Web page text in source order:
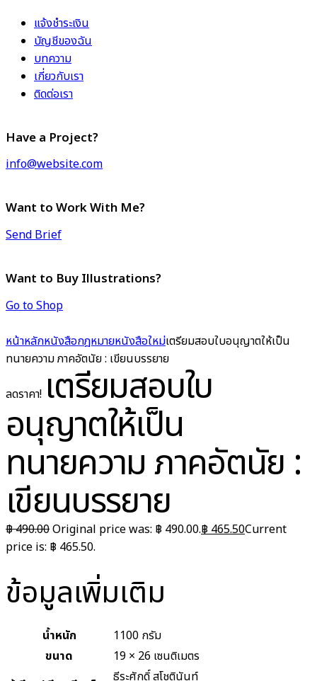
แจ้งชำระเงิน
บัญชีของฉัน
บทความ
เกี่ยวกับเรา
ติดต่อเรา
Have a Project?
info@website.com
Want to Work With Me?
Send Brief
Want to Buy Illustrations?
Go to Shop
หน้าหลักหนังสือกฎหมายหนังสือใหม่เตรียมสอบใบอนุญาตให้เป็น
ทนายความ ภาคอัตนัย : เขียนบรรยาย
ลดราคา! เตรียมสอบใบ
อนุญาตให้เป็น
ทนายความ ภาคอัตนัย :
เขียนบรรยาย
฿490.00Original price was: ฿ 490.00.฿ 465.50Current
price is: ฿ 465.50.
ข้อมูลเพิ่มเติม
น้ำหนัก
1100 กรัม
ขนาด
19 × 26 เซนติเมตร
ธีระศักดิ์ สุโชตินันท์